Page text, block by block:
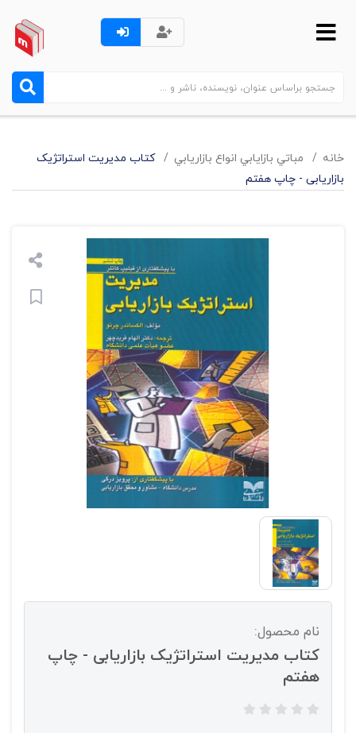
خانه مباتي بازايابي انواع بازاريابي
کتاب مدیریت استراتژیک
بازاریابی - چاپ هفتم
نام محصول:
کتاب مدیریت استراتژیک بازاریابی - چاپ
هفتم